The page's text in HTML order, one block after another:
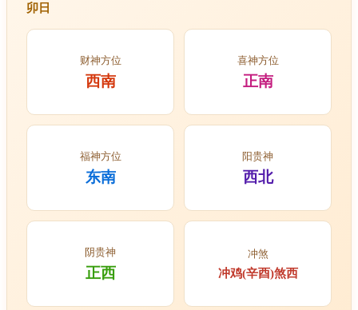
卯日
财神方位
西南
喜神方位
正南
福神方位
东南
阳贵神
西北
阴贵神
正西
冲煞
冲鸡(辛酉)煞西